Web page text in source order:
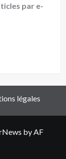
par e-
légales
by AF